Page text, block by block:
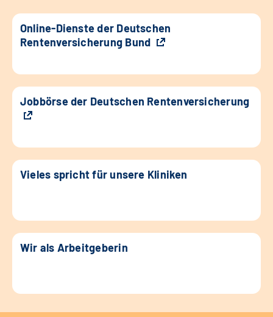
Online-Dienste der Deutschen
Rentenversicherung Bund
Jobbörse der Deutschen Rentenversicherung
Vieles spricht für unsere Kliniken
Wir als Arbeitgeberin